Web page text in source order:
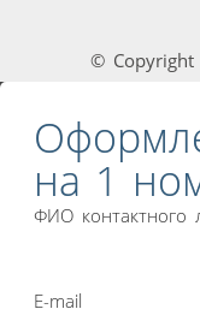
© Copyright
на 1
ФИО контактного
E-mail